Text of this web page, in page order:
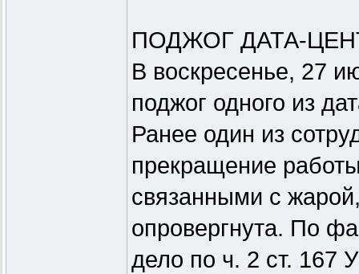
ПОДЖОГ ДАТА-
В воскресенье, 27
поджог одного из
Ранее один из
прекращение
связанными с
опровергнута. По
дело по ч. 2 ст.